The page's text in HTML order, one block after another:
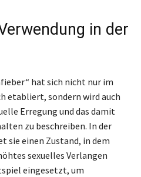
in der
hat sich nicht nur im
etabliert, sondern wird auch
Erregung und das damit
zu beschreiben. In der
sie einen Zustand, in dem
sexuelles Verlangen
eingesetzt, um